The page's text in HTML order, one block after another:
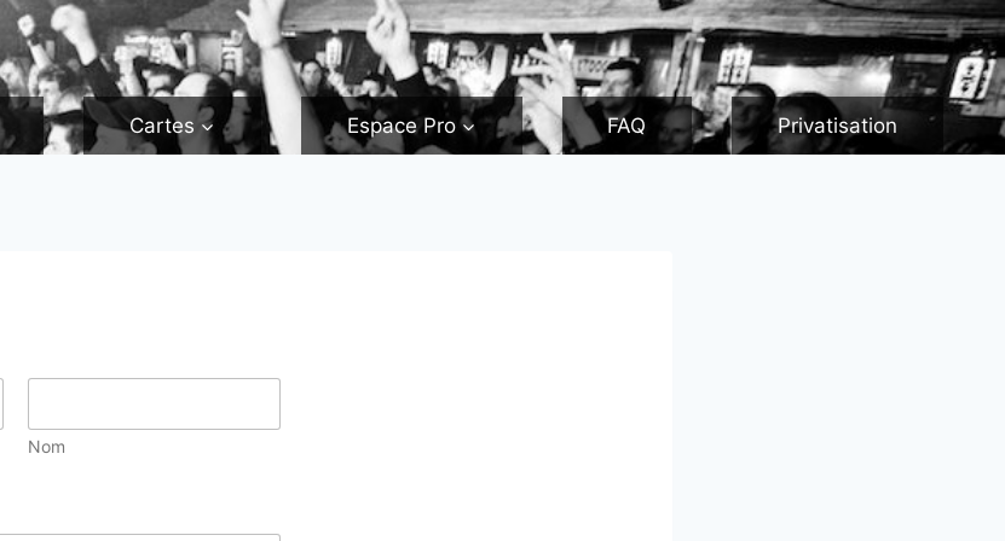
Cartes Espace Pro FAQ Privatisation
Nom